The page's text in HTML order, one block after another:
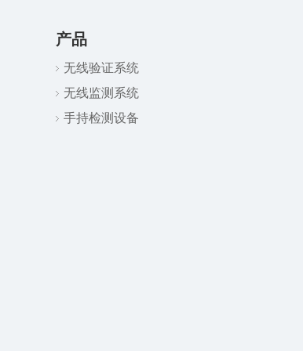
产品
无线验证系统
无线监测系统
手持检测设备